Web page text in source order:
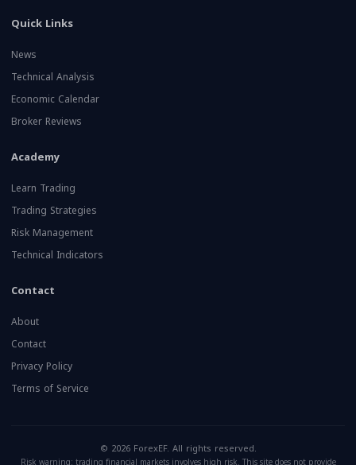
Quick Links
News
Technical Analysis
Economic Calendar
Broker Reviews
Academy
Learn Trading
Trading Strategies
Risk Management
Technical Indicators
Contact
About
Contact
Privacy Policy
Terms of Service
© 2026 ForexEF. All rights reserved.
Risk warning: trading financial markets involves high risk. This site does not provide